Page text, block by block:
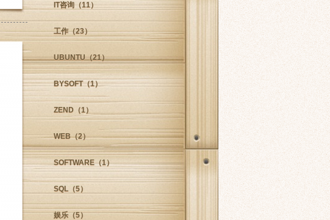
IT咨询 （11）
工作（23）
UBUNTU（21）
BYSOFT（1）
ZEND （1）
WEB（2）
SOFTWARE（1）
SQL （5）
娱乐（5）